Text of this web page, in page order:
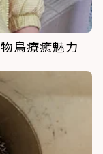
鳥療癒魅力